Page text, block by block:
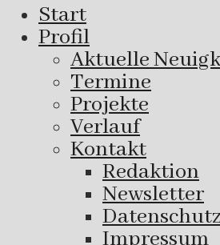
Start
Profil
Aktuelle
Termine
Projekte
Verlauf
Kontakt
Redaktion
Newsletter
Impressum